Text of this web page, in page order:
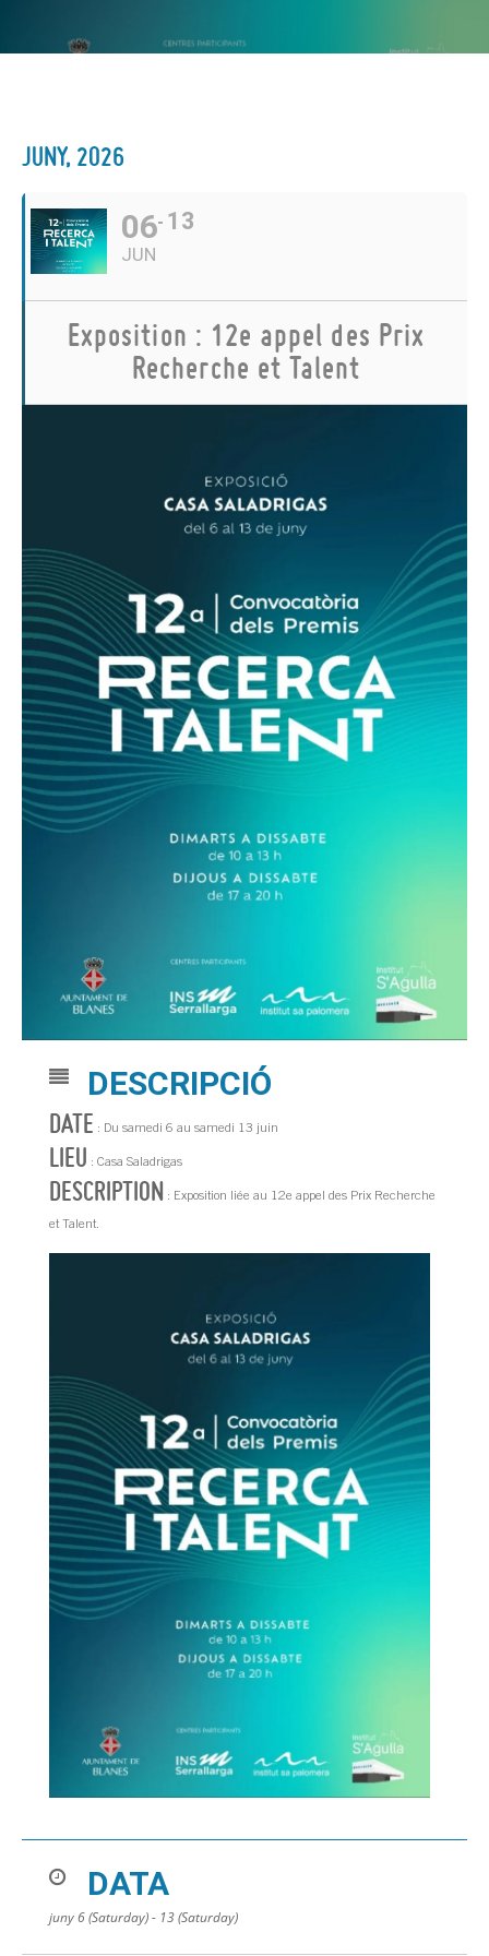
JUNY, 2026
06
JUN
13
Exposition : 12e appel des Prix
Recherche et Talent
DESCRIPCIÓ
DATE : Du samedi 6 au samedi 13 juin
LIEU : Casa Saladrigas
DESCRIPTION : Exposition liée au 12e appel des Prix Recherche
et Talent.
DATA
juny 6 (Saturday) - 13 (Saturday)